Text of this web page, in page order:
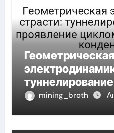
Геометрическая
проявление
mining_broth